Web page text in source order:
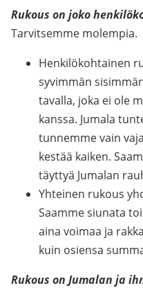
Rukous on joko
Tarvitsemme molempia.
Henkilökohtainen
syvimmän
tavalla, joka ei ole
kanssa. Jumala
tunnemme vain
kestää kaiken.
täyttyä Jumalan
Yhteinen rukous
Saamme siunata
aina voimaa ja
kuin osiensa
Rukous on Jumalan ja